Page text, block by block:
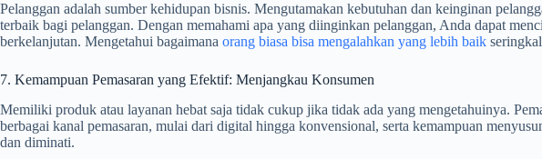
Pelanggan adalah sumber kehidupan bisnis. Mengutamakan kebutuhan dan keinginan
terbaik bagi pelanggan. Dengan memahami apa yang diinginkan pelanggan, Anda dapat
berkelanjutan. Mengetahui bagaimana orang biasa bisa mengalahkan yang lebih baik
7. Kemampuan Pemasaran yang Efektif: Menjangkau Konsumen
Memiliki produk atau layanan hebat saja tidak cukup jika tidak ada yang mengetahuinya.
berbagai kanal pemasaran, mulai dari digital hingga konvensional, serta kemampuan
dan diminati.